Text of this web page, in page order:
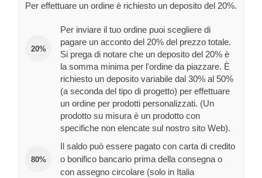
Per effettuare un ordine è richiesto un deposito del 20%.
20%
Per inviare il tuo ordine puoi scegliere di
pagare un acconto del 20% del prezzo totale.
Si prega di notare che un deposito del 20% è
la somma minima per l'ordine da piazzare. È
richiesto un deposito variabile dal 30% al 50%
(a seconda del tipo di progetto) per effettuare
un ordine per prodotti personalizzati. (Un
prodotto su misura è un prodotto con
specifiche non elencate sul nostro sito Web).
80%
Il saldo può essere pagato con carta di credito
o bonifico bancario prima della consegna o
con assegno circolare (solo in Italia